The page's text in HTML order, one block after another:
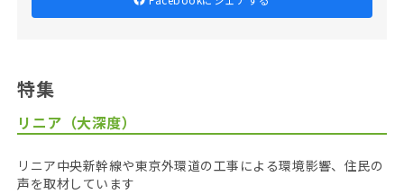
特集
リニア（大深度）
リニア中央新幹線や東京外環道の工事による環境影響、住民の
声を取材しています